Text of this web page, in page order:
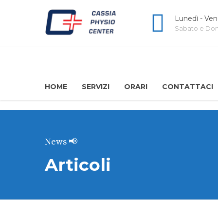
Lunedì -
Sabato e
HOME SERVIZI ORARI CONTATTACI
News 📢
Articoli